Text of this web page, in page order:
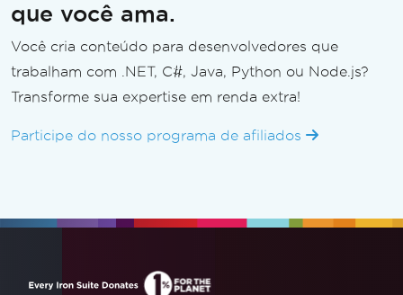
que você ama.
Você cria conteúdo para desenvolvedores que
trabalham com .NET, C#, Java, Python ou Node.js?
Transforme sua expertise em renda extra!
Participe do nosso programa de afiliados